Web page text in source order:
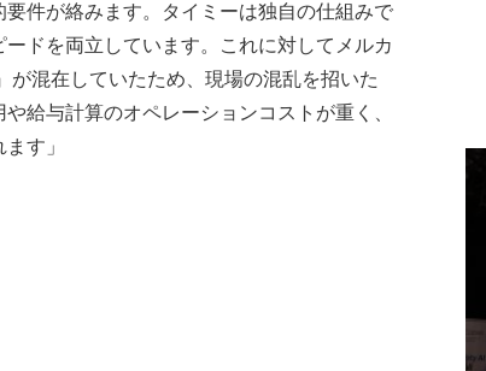
件が絡みます。タイミーは独自の仕組みで
ドを両立しています。これに対してメルカ
が混在していたため、現場の混乱を招いた
給与計算のオペレーションコストが重く、
す」